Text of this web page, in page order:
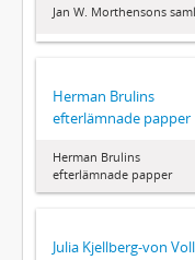
Jan W. Morthensons
Herman Brulins
efterlämnade papper
Herman Brulins
efterlämnade papper
Julia Kjellberg-von